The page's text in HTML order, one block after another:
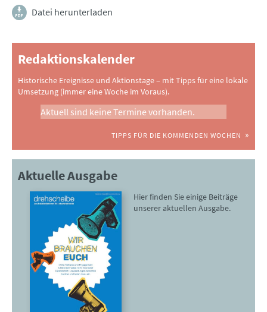
Datei herunterladen
Redaktionskalender
Historische Ereignisse und Aktionstage – mit Tipps für eine lokale
Umsetzung (immer eine Woche im Voraus).
Aktuell sind keine Termine vorhanden.
TIPPS FÜR DIE KOMMENDEN WOCHEN
Aktuelle Ausgabe
Hier finden Sie einige Beiträge
unserer aktuellen Ausgabe.